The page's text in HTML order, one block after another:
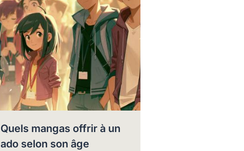
Quels mangas offrir à un
ado selon son âge